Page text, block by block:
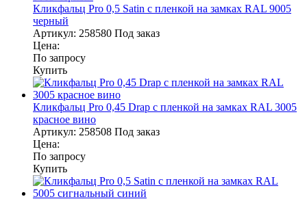
Кликфальц Pro 0,5 Satin с пленкой на замках RAL 9005
черный
Артикул: 258580 Под заказ
Цена:
По запросу
Купить
Кликфальц Pro 0,45 Drap с пленкой на замках RAL 3005
красное вино
Артикул: 258508 Под заказ
Цена:
По запросу
Купить